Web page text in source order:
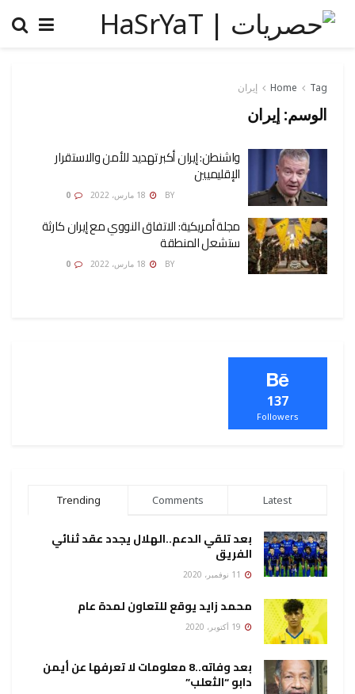
Home Tag إيران
الوسم: إيران
واشنطن: إيران أكبر تهديد للأمن والاستقرار
الإقليميين
BY
مجلة أمريكية: الاتفاق النووي مع إيران كارثة
ستشعل المنطقة
BY
137
Followers
Trending Comments Latest
بعد تلقي الدعم..الهلال يجدد عقد ثنائي
الفريق
محمد زايد يوقع للتعاون لمدة عام
بعد وفاته..8 معلومات لا تعرفها عن أيمن
دابو “الثعلب”